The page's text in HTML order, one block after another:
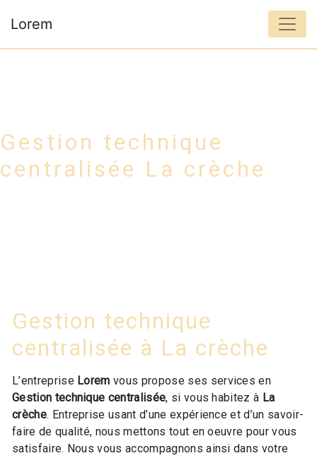
Lorem
Gestion technique
centralisée La crèche
Gestion technique
centralisée à La crèche
L’entreprise Lorem vous propose ses services en
Gestion technique centralisée, si vous habitez à La
crèche. Entreprise usant d’une expérience et d’un savoir-
faire de qualité, nous mettons tout en oeuvre pour vous
satisfaire. Nous vous accompagnons ainsi dans votre